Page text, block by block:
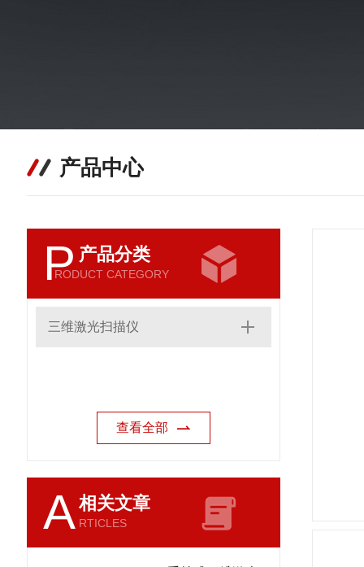
产品中心
P 产品分类
RODUCT CATEGORY
三维激光扫描仪
查看全部
A相关文章
RTICLES